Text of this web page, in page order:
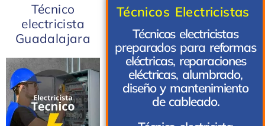
Técnico
electricista
Guadalajara
Técnicos Electricistas
Técnicos electricistas
preparados para reformas
eléctricas, reparaciones
eléctricas, alumbrado,
diseño y mantenimiento
de cableado.